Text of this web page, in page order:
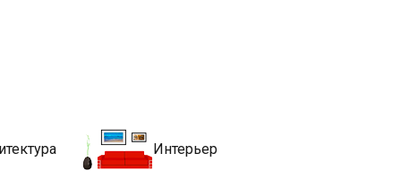
Интерьер